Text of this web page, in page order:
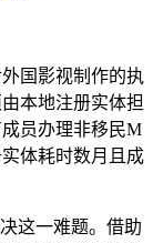
国影视制作的执
本地注册实体担
员办理非移民M
体耗时数月且成
这一难题。借助